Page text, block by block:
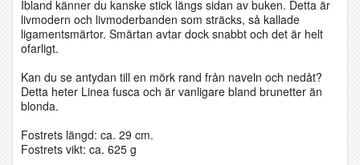
Ibland känner du kanske stick längs sidan av buken. Detta är
livmodern och livmoderbanden som sträcks, så kallade
ligamentsmärtor. Smärtan avtar dock snabbt och det är helt
ofarligt.
Kan du se antydan till en mörk rand från naveln och nedåt?
Detta heter Linea fusca och är vanligare bland brunetter än
blonda.
Fostrets längd: ca. 29 cm.
Fostrets vikt: ca. 625 g